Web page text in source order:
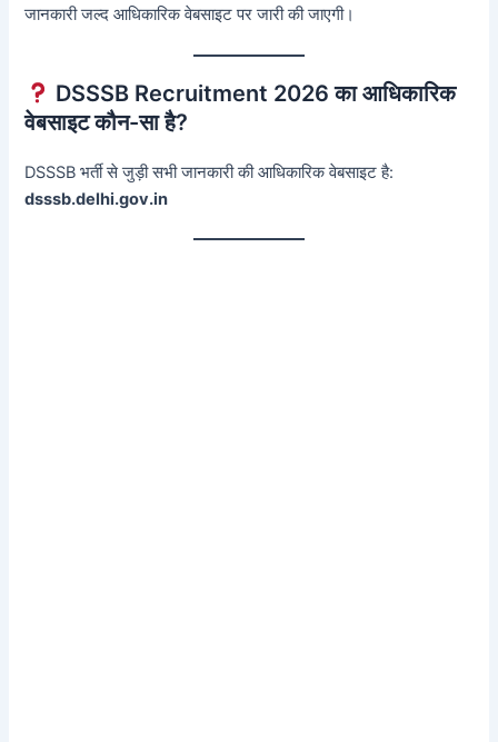
जानकारी जल्द आधिकारिक वेबसाइट पर जारी की जाएगी।
DSSSB Recruitment 2026 का आधिकारिक
वेबसाइट कौन-सा है?
DSSSB भर्ती से जुड़ी सभी जानकारी की आधिकारिक वेबसाइट है:
dsssb.delhi.gov.in